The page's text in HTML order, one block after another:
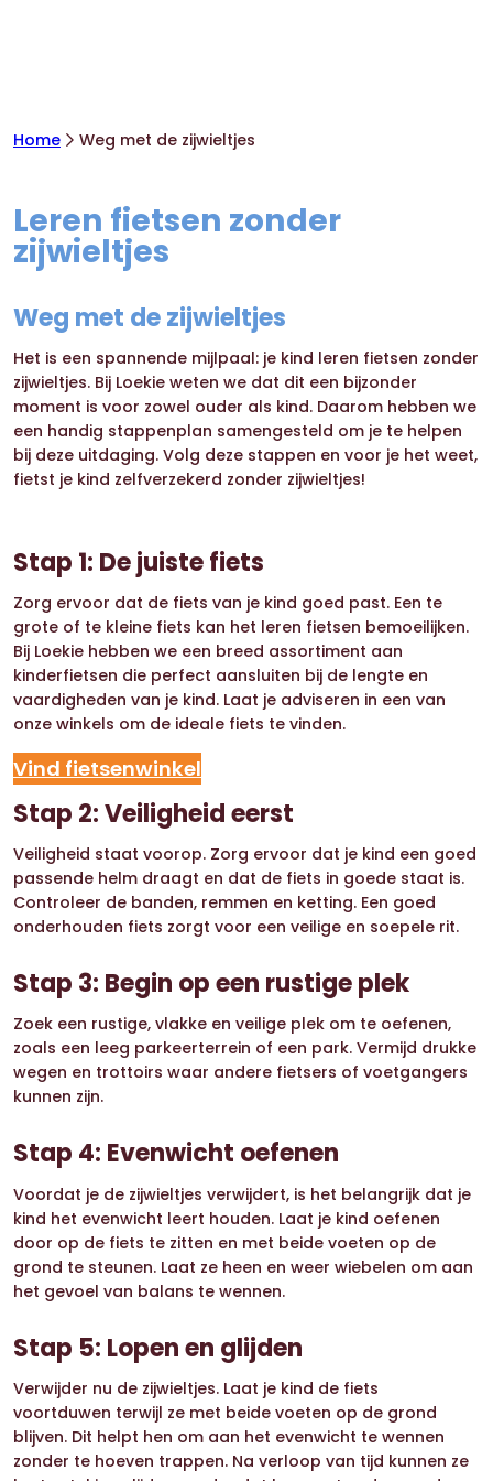
Home Weg met de zijwieltjes
Leren fietsen zonder
zijwieltjes
Weg met de zijwieltjes
Het is een spannende mijlpaal: je kind leren fietsen zonder
zijwieltjes. Bij Loekie weten we dat dit een bijzonder
moment is voor zowel ouder als kind. Daarom hebben we
een handig stappenplan samengesteld om je te helpen
bij deze uitdaging. Volg deze stappen en voor je het weet,
fietst je kind zelfverzekerd zonder zijwieltjes!
Stap 1: De juiste fiets
Zorg ervoor dat de fiets van je kind goed past. Een te
grote of te kleine fiets kan het leren fietsen bemoeilijken.
Bij Loekie hebben we een breed assortiment aan
kinderfietsen die perfect aansluiten bij de lengte en
vaardigheden van je kind. Laat je adviseren in een van
onze winkels om de ideale fiets te vinden.
Vind fietsenwinkel
Stap 2: Veiligheid eerst
Veiligheid staat voorop. Zorg ervoor dat je kind een goed
passende helm draagt en dat de fiets in goede staat is.
Controleer de banden, remmen en ketting. Een goed
onderhouden fiets zorgt voor een veilige en soepele rit.
Stap 3: Begin op een rustige plek
Zoek een rustige, vlakke en veilige plek om te oefenen,
zoals een leeg parkeerterrein of een park. Vermijd drukke
wegen en trottoirs waar andere fietsers of voetgangers
kunnen zijn.
Stap 4: Evenwicht oefenen
Voordat je de zijwieltjes verwijdert, is het belangrijk dat je
kind het evenwicht leert houden. Laat je kind oefenen
door op de fiets te zitten en met beide voeten op de
grond te steunen. Laat ze heen en weer wiebelen om aan
het gevoel van balans te wennen.
Stap 5: Lopen en glijden
Verwijder nu de zijwieltjes. Laat je kind de fiets
voortduwen terwijl ze met beide voeten op de grond
blijven. Dit helpt hen om aan het evenwicht te wennen
zonder te hoeven trappen. Na verloop van tijd kunnen ze